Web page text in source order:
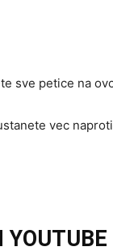
sve petice na
vec